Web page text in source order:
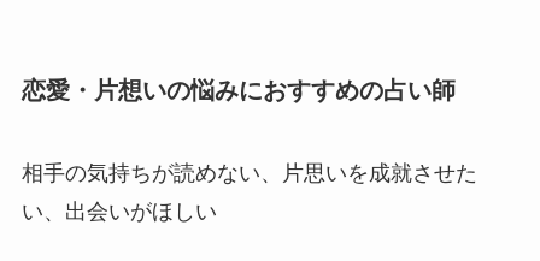
恋愛・片想いの悩みにおすすめの占い師
相手の気持ちが読めない、片思いを成就させた
い、出会いがほしい